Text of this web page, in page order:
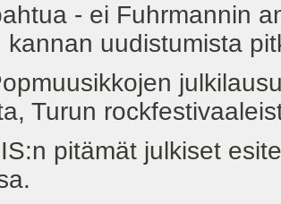
- ei Fuhrmannin
kannan uudistumista
Turun
julkiset